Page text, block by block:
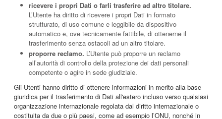
ricevere i propri Dati o farli trasferire ad altro titolare.
L’Utente ha diritto di ricevere i propri Dati in formato
strutturato, di uso comune e leggibile da dispositivo
automatico e, ove tecnicamente fattibile, di ottenerne il
trasferimento senza ostacoli ad un altro titolare.
proporre reclamo. L’Utente può proporre un reclamo
all’autorità di controllo della protezione dei dati personali
competente o agire in sede giudiziale.
Gli Utenti hanno diritto di ottenere informazioni in merito alla base
giuridica per il trasferimento di Dati all'estero incluso verso qualsiasi
organizzazione internazionale regolata dal diritto internazionale o
costituita da due o più paesi, come ad esempio l’ONU, nonché in